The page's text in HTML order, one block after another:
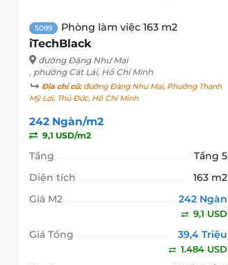
5099 Phòng làm việc 163 m2
iTechBlack
đường Đặng Như Mai
, phường Cát Lái, Hồ Chí Minh
Địa chỉ cũ:đường Đặng Như Mai, Phường Thạnh
Mỹ Lợi, Thủ Đức, Hồ Chí Minh
242 Ngàn/m2
9,1 USD/m2
Tầng
Tầng 5
Diện tích
163 m2
Giá M2
242 Ngàn
9,1 USD
Giá Tổng 39,4 Triệu
1.484 USD